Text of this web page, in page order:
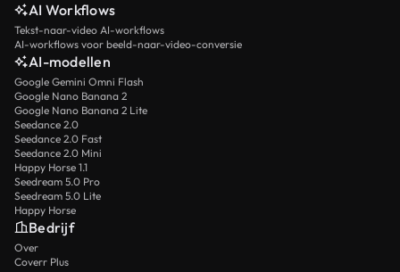
AI Workflows
Tekst-naar-video AI-workflows
AI-workflows voor beeld-naar-video-conversie
AI-modellen
Google Gemini Omni Flash
Google Nano Banana 2
Google Nano Banana 2 Lite
Seedance 2.0
Seedance 2.0 Fast
Seedance 2.0 Mini
Happy Horse 1.1
Seedream 5.0 Pro
Seedream 5.0 Lite
Happy Horse
Bedrijf
Over
Coverr Plus